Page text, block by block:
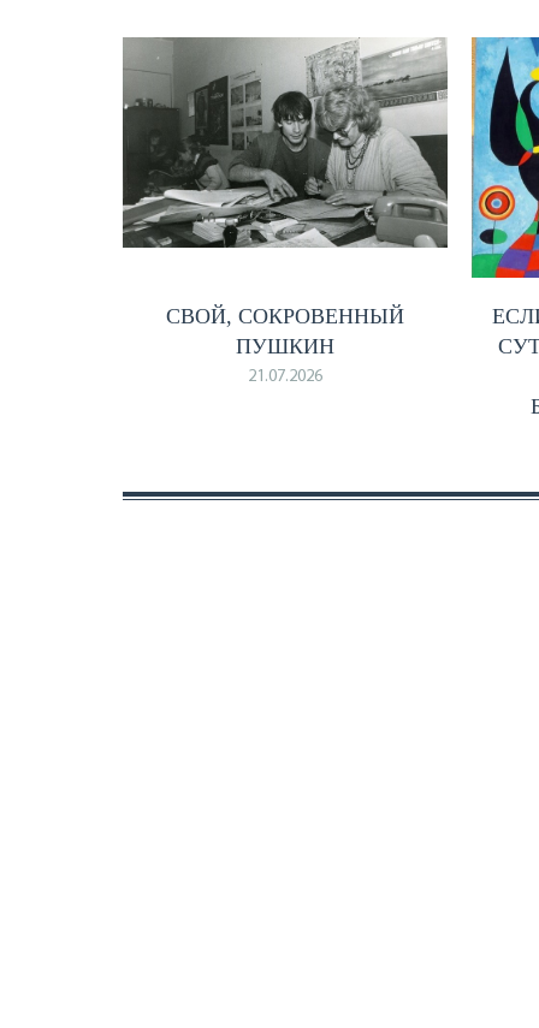
СВОЙ, СОКРОВЕННЫЙ
ПУШКИН
21.07.2026